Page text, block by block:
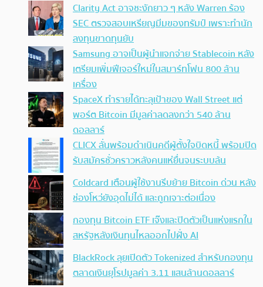
Clarity Act อาจชะงักยาว ๆ หลัง Warren ร้อง
SEC ตรวจสอบเหรียญมีมของทรัมป์ เพราะทำนัก
ลงทุนขาดทุนยับ
Samsung อาจเป็นผู้นำแจกจ่าย Stablecoin หลัง
เตรียมเพิ่มฟีเจอร์ใหม่ในสมาร์ทโฟน 800 ล้าน
เครื่อง
SpaceX ทำรายได้ทะลุเป้าของ Wall Street แต่
พอร์ต Bitcoin มีมูลค่าลดลงกว่า 540 ล้าน
ดอลลาร์
CLICX ลั่นพร้อมดำเนินคดีผู้ตั้งใจบิดหนี้ พร้อมปิด
รับสมัครชั่วคราวหลังคนแห่ยื่นจนระบบล้น
Coldcard เตือนผู้ใช้งานรีบย้าย Bitcoin ด่วน หลัง
ช่องโหว่ยังอุดไม่ได้ และถูกเจาะต่อเนื่อง
กองทุน Bitcoin ETF เจ๊งและปิดตัวเป็นแห่งแรกใน
สหรัฐหลังเงินทุนไหลออกไปฝั่ง AI
BlackRock ลุยเปิดตัว Tokenized สำหรับกองทุน
ตลาดเงินยุโรปมูลค่า 3.11 แสนล้านดอลลาร์